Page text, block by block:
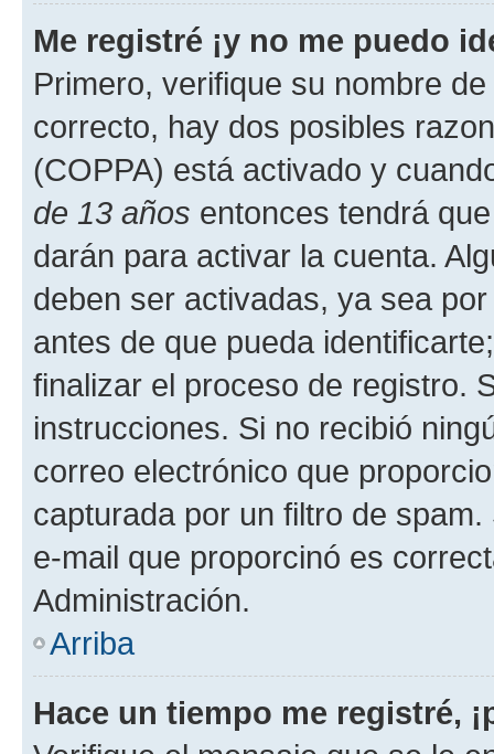
Me registré ¡y no me puedo
Primero, verifique su nombre
correcto, hay dos posibles
(COPPA) está activado y
de 13 años entonces tendrá
darán para activar la cuenta.
deben ser activadas, ya sea
antes de que pueda
finalizar el proceso de registro.
instrucciones. Si no recibió
correo electrónico que
capturada por un filtro de
e-mail que proporcinó es
Administración.
Arriba
Hace un tiempo me registré,